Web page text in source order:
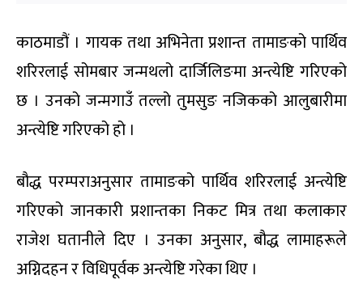
काठमाडौं । गायक तथा अभिनेता प्रशान्त तामाङको पार्थिव
शरिरलाई सोमबार जन्मथलो दार्जिलिङमा अन्त्येष्टि गरिएको
छ । उनको जन्मगाउँ तल्लो तुमसुङ नजिकको आलुबारीमा
अन्त्येष्टि गरिएको हो ।
बौद्ध परम्पराअनुसार तामाङको पार्थिव शरिरलाई अन्त्येष्टि
गरिएको जानकारी प्रशान्तका निकट मित्र तथा कलाकार
राजेश घतानीले दिए । उनका अनुसार, बौद्ध लामाहरूले
अग्निदहन र विधिपूर्वक अन्त्येष्टि गरेका थिए ।